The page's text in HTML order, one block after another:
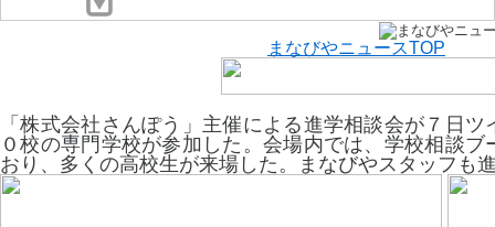
まなびやニュースTOP
「株式会社さんぽう」主催による進学相談会が７日
０校の専門学校が参加した。会場内では、学校相談
おり、多くの高校生が来場した。まなびやスタッフも